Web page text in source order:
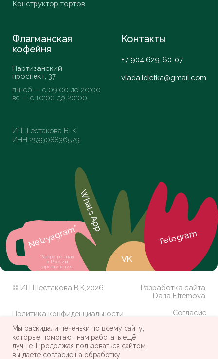
Мы раскидали печеньки по всему сайту,
которые помогают нам работать ещё
лучше. Продолжая пользоваться сайтом,
вы даете согласие на обработку